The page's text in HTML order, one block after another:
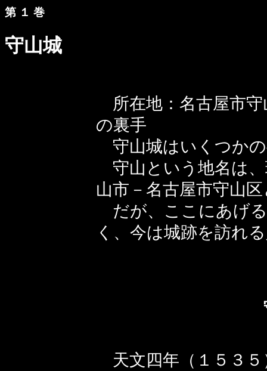
第 １ 巻
守山城
所在地：名古屋
の裏手
守山城はいくつか
守山という地名は、
山市－名古屋市守山
だが、ここにあげ
く、今は城跡を訪れ
天文四年（１５３５